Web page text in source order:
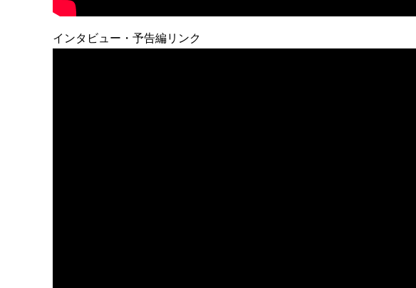
インタビュー・予告編リンク